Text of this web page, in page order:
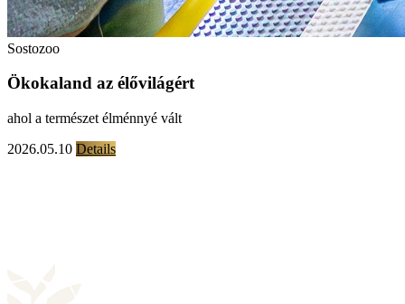
Sostozoo
Ökokaland az élővilágért
ahol a természet élménnyé vált
2026.05.10 Details